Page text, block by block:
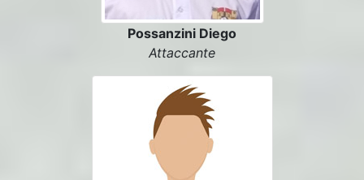
Possanzini Diego
Attaccante